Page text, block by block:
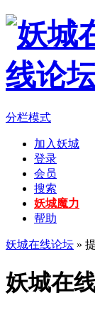
分栏模式
加入妖城
登录
会员
搜索
妖城魔力
帮助
妖城在线论坛 »
妖城在